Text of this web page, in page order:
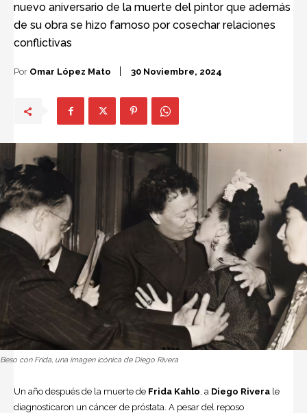
nuevo aniversario de la muerte del pintor que además
de su obra se hizo famoso por cosechar relaciones
conflictivas
Por Omar López Mato 30 Noviembre, 2024
Beso con Frida, una imagen icónica de Diego Rivera
Un año después de la muerte de Frida Kahlo , a Diego Rivera le
diagnosticaron un cáncer de próstata. A pesar del reposo